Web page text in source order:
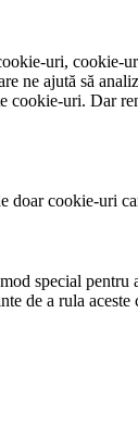
uri, cookie-
ne ajută să
uri. Dar
cookie-uri
special
de a rula